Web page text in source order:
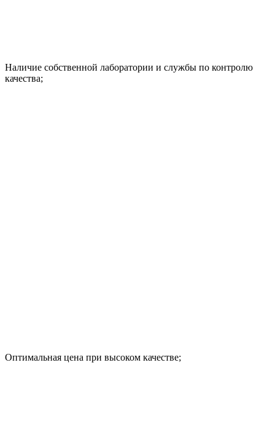
Наличие собственной лаборатории и службы по контролю
качества;
Оптимальная цена при высоком качестве;